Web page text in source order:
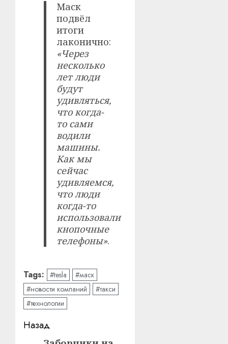
Маск
подвёл
итоги
лаконично:
«Через
несколько
лет люди
будут
удивляться,
что когда-
то сами
водили
машины.
Как мы
сейчас
удивляемся,
что люди
когда-то
использовали
кнопочные
телефоны».
Tags: #tesla
#маск
#новости компаний
#такси
#технологии
Навигация
Назад